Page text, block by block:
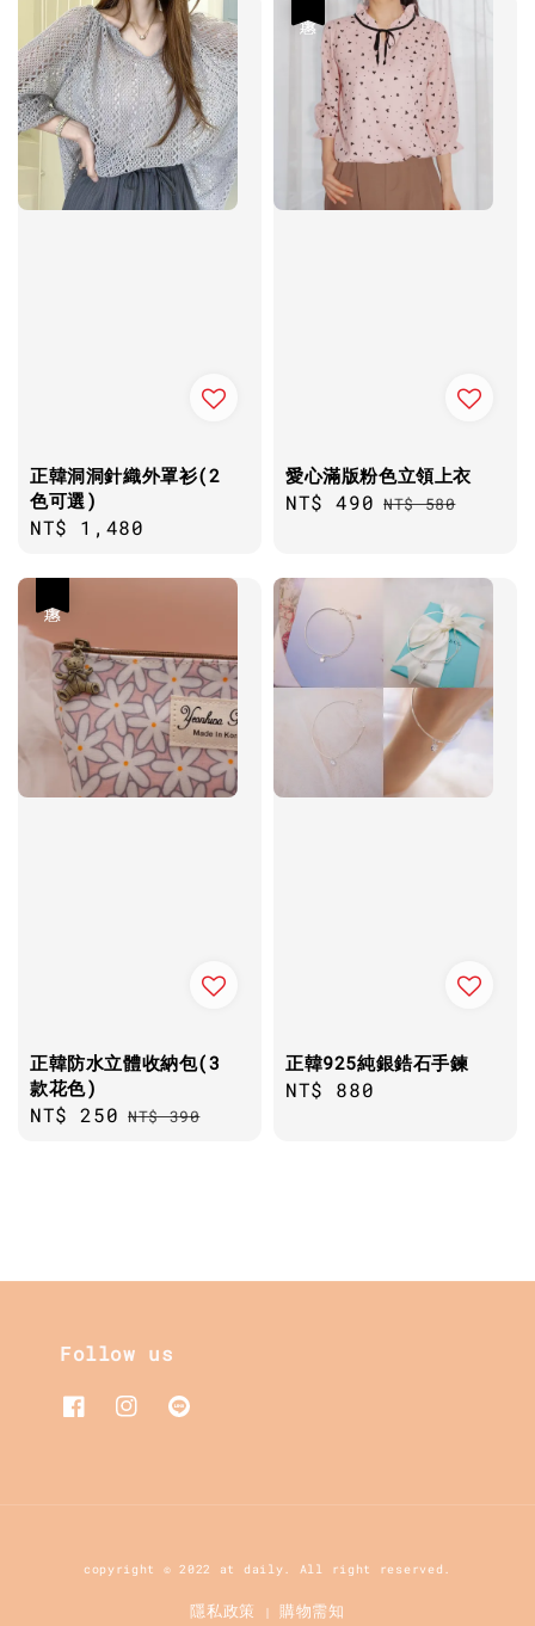
正韓洞洞針織外罩衫(2
色可選)
Regular
NT$ 1,480
愛心滿版粉色立領上衣
Sale
NT$ 490 Regular
NT$ 580
正韓防水立體收納包(3
款花色)
Sale
NT$ 250 Regular
NT$ 390
正韓925純銀鋯石手鍊
Regular
NT$ 880
Follow us
copyright © 2022 at daily. All right reserved.
隱私政策 |購物需知